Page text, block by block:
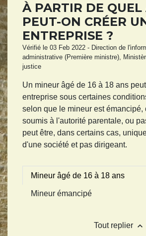
À PARTIR DE QUEL
PEUT-ON CRÉER
ENTREPRISE ?
Vérifié le 03 Feb 2022 - Direction de
administrative (Première ministre),
justice
Un mineur âgé de 16 à 18 ans
entreprise sous certaines
selon que le mineur est émancipé,
soumis à l'autorité parentale, ou
peut être, dans certains cas,
d'une société et pas dirigeant.
Mineur âgé de 16 à 18 ans
Mineur émancipé
Tout replier keyboard_arrow_up